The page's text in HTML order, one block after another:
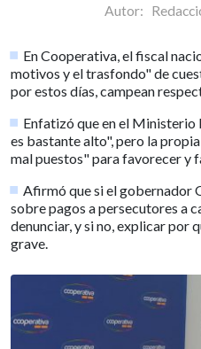
Autor:
En Cooperativa, el fiscal
motivos y el trasfondo" de
por estos días, campean
Enfatizó que en el Ministerio
es bastante alto", pero la
mal puestos" para favorecer y
Afirmó que si el gobernador
sobre pagos a persecutores a
denunciar, y si no, explicar por
grave.